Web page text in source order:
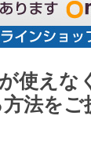
使えな
法をご